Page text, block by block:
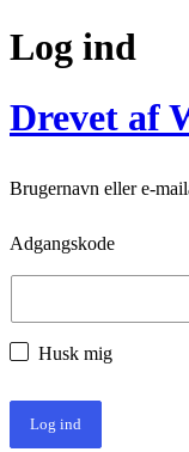
Log ind
Drevet af
Brugernavn eller e-
Adgangskode
Husk mig